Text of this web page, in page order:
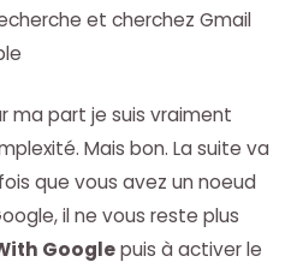
et cherchez Gmail
ma part je suis vraiment
Mais bon. La suite va
que vous avez un noeud
il ne vous reste plus
Googlepuis à activer le